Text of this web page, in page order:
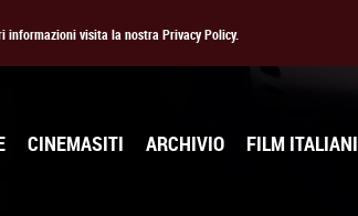
visita la nostra Privacy Policy.
CINEMASITI ARCHIVIO FILM ITALIANI